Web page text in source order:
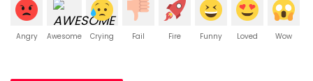
Angry Awesome Crying Fail Fire Funny Loved Wow